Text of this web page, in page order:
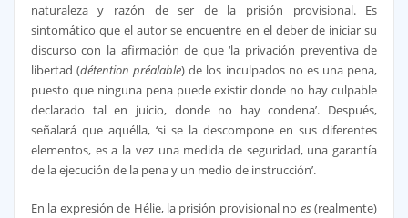
naturaleza y razón de ser de la prisión provisional. Es
sintomático que el autor se encuentre en el deber de iniciar su
discurso con la afirmación de que ‘la privación preventiva de
libertad (détention préalable) de los inculpados no es una pena,
puesto que ninguna pena puede existir donde no hay culpable
declarado tal en juicio, donde no hay condena’. Después,
señalará que aquélla, ‘si se la descompone en sus diferentes
elementos, es a la vez una medida de seguridad, una garantía
de la ejecución de la pena y un medio de instrucción’.
En la expresión de Hélie, la prisión provisional no es (realmente)